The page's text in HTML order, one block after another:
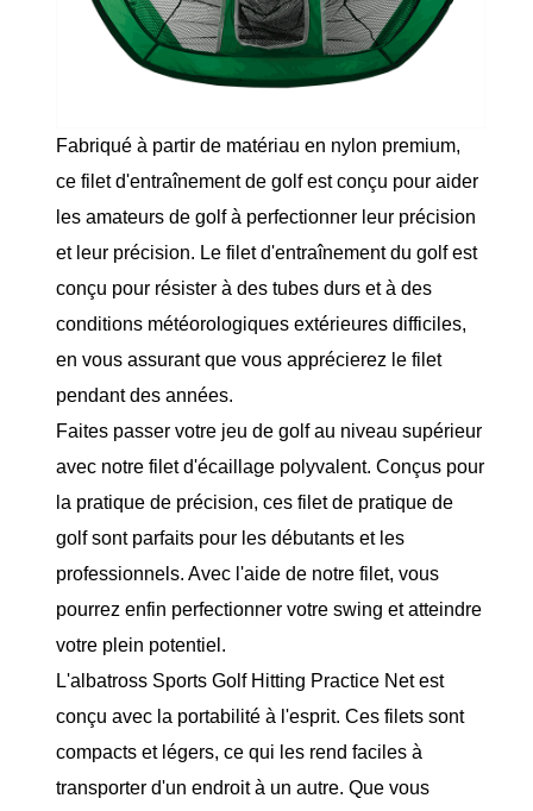
Fabriqué à partir de matériau en nylon premium,
ce filet d'entraînement de golf est conçu pour aider
les amateurs de golf à perfectionner leur précision
et leur précision. Le filet d'entraînement du golf est
conçu pour résister à des tubes durs et à des
conditions météorologiques extérieures difficiles,
en vous assurant que vous apprécierez le filet
pendant des années.
Faites passer votre jeu de golf au niveau supérieur
avec notre filet d'écaillage polyvalent. Conçus pour
la pratique de précision, ces filet de pratique de
golf sont parfaits pour les débutants et les
professionnels. Avec l'aide de notre filet, vous
pourrez enfin perfectionner votre swing et atteindre
votre plein potentiel.
L'albatross Sports Golf Hitting Practice Net est
conçu avec la portabilité à l'esprit. Ces filets sont
compacts et légers, ce qui les rend faciles à
transporter d'un endroit à un autre. Que vous